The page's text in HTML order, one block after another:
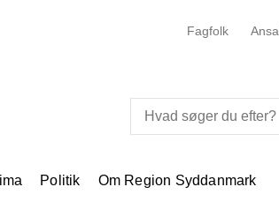
Fagfolk
Politik Om Region Syddanmark